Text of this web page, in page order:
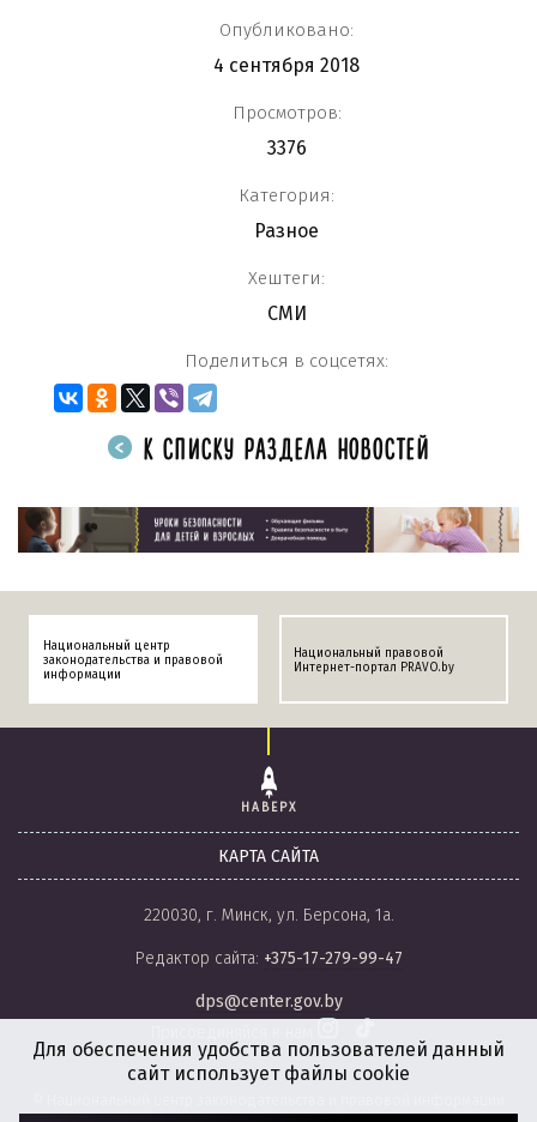
Опубликовано:
4 сентября 2018
Просмотров:
3376
Категория:
Разное
Хештеги:
СМИ
Поделиться в соцсетях:
К СПИСКУ РАЗДЕЛА НОВОСТЕЙ
Национальный центр
законодательства и правовой
информации
Национальный правовой
Интернет-портал PRAVO.by
НАВЕРХ
КАРТА САЙТА
220030, г. Минск, ул. Берсона, 1а.
Редактор сайта: +375-17-279-99-47
dps@center.gov.by
Для обеспечения удобства пользователей данный
сайт использует файлы cookie